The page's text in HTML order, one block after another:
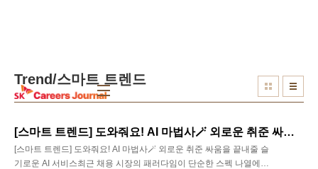
Trend/스마트 트렌드
[스마트 트렌드] 도와줘요! AI 마법사🪄 외로운 취준 싸움을 끝내줄 슬기로운 AI 서비스
[스마트 트렌드] 도와줘요! AI 마법사🪄 외로운 취준 싸움을 끝내줄 슬
기로운 AI 서비스최근 채용 시장의 패러다임이 단순한 스펙 나열에서